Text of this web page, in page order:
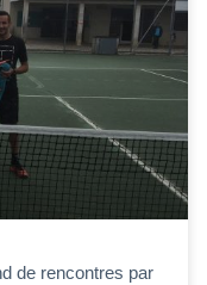
de rencontres par